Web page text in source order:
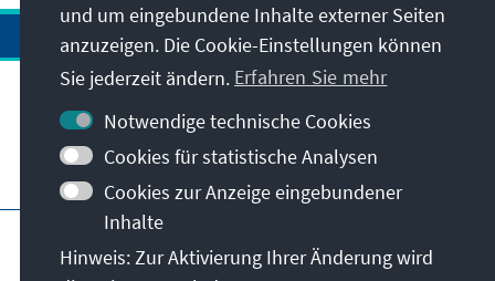
Kontakt
Besuchen Sie auch
Hauptseite der KAS
Nutzungsbedingungen
und um eingebundene Inhalte externer Seiten
anzuzeigen. Die Cookie-Einstellungen können
Sie jederzeit ändern. Erfahren Sie mehr
Notwendige technische Cookies
Cookies für statistische Analysen
Cookies zur Anzeige eingebundener
Inhalte
Hinweis: Zur Aktivierung Ihrer Änderung wird